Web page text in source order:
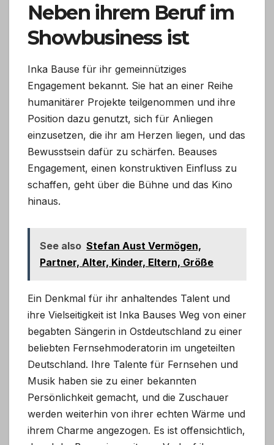
Neben ihrem Beruf im
Showbusiness ist
Inka Bause für ihr gemeinnütziges
Engagement bekannt. Sie hat an einer Reihe
humanitärer Projekte teilgenommen und ihre
Position dazu genutzt, sich für Anliegen
einzusetzen, die ihr am Herzen liegen, und das
Bewusstsein dafür zu schärfen. Beauses
Engagement, einen konstruktiven Einfluss zu
schaffen, geht über die Bühne und das Kino
hinaus.
See also Stefan Aust Vermögen,
Partner, Alter, Kinder, Eltern, Größe
Ein Denkmal für ihr anhaltendes Talent und
ihre Vielseitigkeit ist Inka Bauses Weg von einer
begabten Sängerin in Ostdeutschland zu einer
beliebten Fernsehmoderatorin im ungeteilten
Deutschland. Ihre Talente für Fernsehen und
Musik haben sie zu einer bekannten
Persönlichkeit gemacht, und die Zuschauer
werden weiterhin von ihrer echten Wärme und
ihrem Charme angezogen. Es ist offensichtlich,